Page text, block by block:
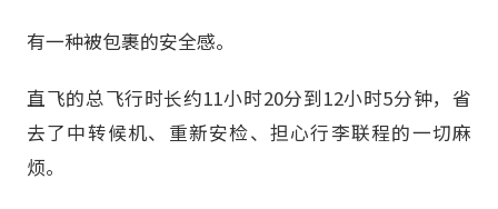
有一种被包裹的安全感。
直飞的总飞行时长约11小时20分到12小时5分钟，省
去了中转候机、重新安检、担心行李联程的一切麻
烦。